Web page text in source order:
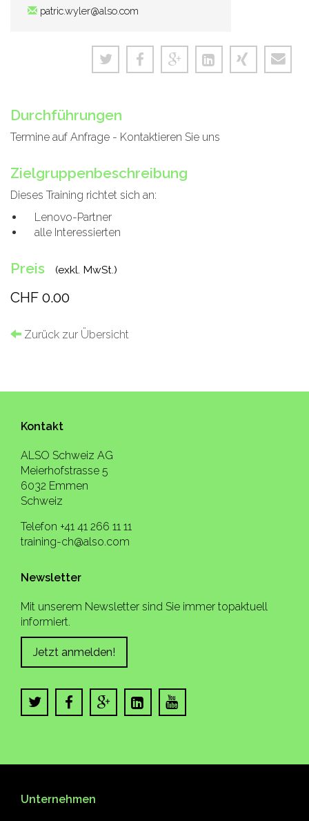
patric.wyler@also.com
Durchführungen
Termine auf Anfrage - Kontaktieren Sie uns
Zielgruppenbeschreibung
Dieses Training richtet sich an:
Lenovo-Partner
alle Interessierten
Preis (exkl. MwSt.)
CHF 0.00
Zurück zur Übersicht
Kontakt
ALSO Schweiz AG
Meierhofstrasse 5
6032 Emmen
Schweiz
Telefon +41 41 266 11 11
training-ch@also.com
Newsletter
Mit unserem Newsletter sind Sie immer topaktuell
informiert.
Jetzt anmelden!
Unternehmen